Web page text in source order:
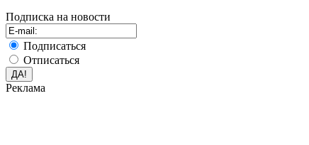
Подписка на новости
Подписаться
Отписаться
Реклама